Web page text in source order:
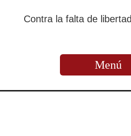
Contra la falta de
Menú